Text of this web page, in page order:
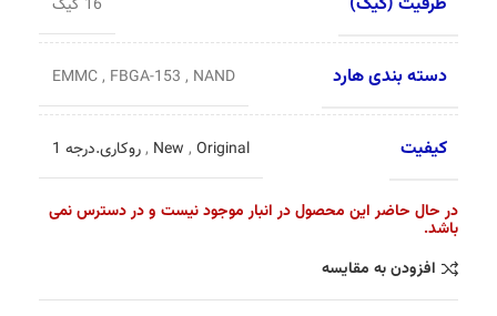
16 گیگ
دسته بندی هارد EMMC, FBGA-153 , NAND
کیفیت New , Original
,روکاری.درجه 1
در حال حاضر این محصول در انبار موجود نیست و در دسترس نمی
باشد.
افزودن به مقایسه